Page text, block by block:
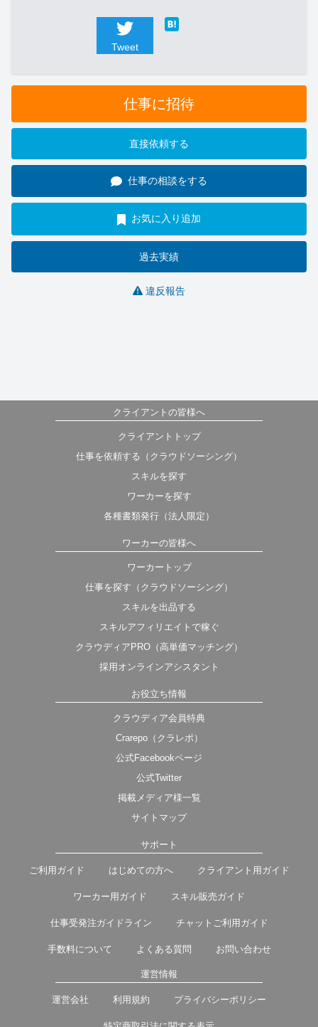
Tweet
仕事に招待
直接依頼する
仕事の相談をする
お気に入り追加
過去実績
違反報告
クライアントの皆様へ
クライアントトップ
仕事を依頼する（クラウドソーシング）
スキルを探す
ワーカーを探す
各種書類発行（法人限定）
ワーカーの皆様へ
ワーカートップ
仕事を探す（クラウドソーシング）
スキルを出品する
スキルアフィリエイトで稼ぐ
クラウディアPRO（高単価マッチング）
採用オンラインアシスタント
お役立ち情報
クラウディア会員特典
Crarepo（クラレポ）
公式Facebookページ
公式Twitter
掲載メディア様一覧
サイトマップ
サポート
ご利用ガイド はじめての方へ クライアント用ガイド
ワーカー用ガイド スキル販売ガイド
仕事受発注ガイドライン チャットご利用ガイド
手数料について よくある質問 お問い合わせ
運営情報
運営会社 利用規約 プライバシーポリシー